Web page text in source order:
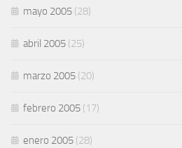
mayo 2005 (28)
abril 2005 (25)
marzo 2005 (20)
febrero 2005 (17)
enero 2005 (28)